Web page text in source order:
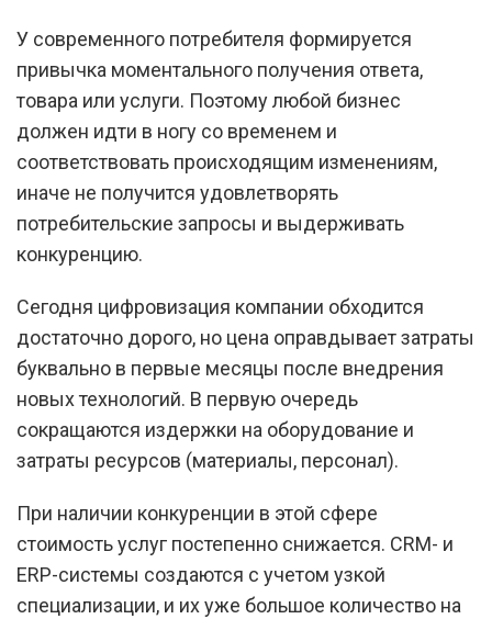
У современного потребителя формируется
привычка моментального получения ответа,
товара или услуги. Поэтому любой бизнес
должен идти в ногу со временем и
соответствовать происходящим изменениям,
иначе не получится удовлетворять
потребительские запросы и выдерживать
конкуренцию.
Сегодня цифровизация компании обходится
достаточно дорого, но цена оправдывает затраты
буквально в первые месяцы после внедрения
новых технологий. В первую очередь
сокращаются издержки на оборудование и
затраты ресурсов (материалы, персонал).
При наличии конкуренции в этой сфере
стоимость услуг постепенно снижается. CRM- и
ERP-системы создаются с учетом узкой
специализации, и их уже большое количество на